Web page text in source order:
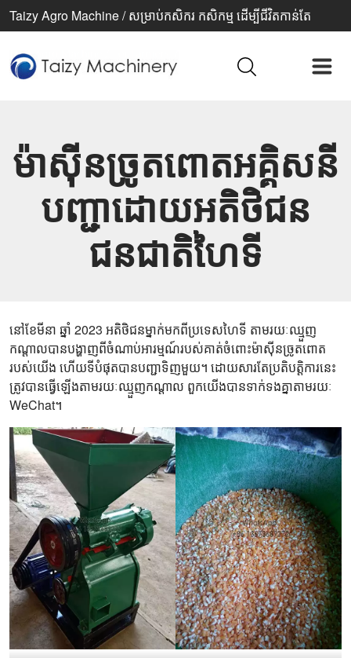
Taizy Agro Machine / សម្រាប់កសិករ កសិកម្ម ដើម្បីជីវិតកាន់តែ
ម៉ាស៊ីនច្រូតពោតអគ្គិសនី
បញ្ជាដោយអតិថិជន
ជនជាតិហៃទី
នៅខែមីនា ឆ្នាំ 2023 អតិថិជនម្នាក់មកពីប្រទេសហៃទី តាមរយៈឈ្មួញ
កណ្តាលបានបង្ហាញពីចំណាប់អារម្មណ៍របស់គាត់ចំពោះម៉ាស៊ីនច្រូតពោត
របស់យើង ហើយទីបំផុតបានបញ្ជាទិញមួយ។ ដោយសារតែប្រតិបត្តិការនេះ
ត្រូវបានធ្វើឡើងតាមរយៈឈ្មួញកណ្តាល ពួកយើងបានទាក់ទងគ្នាតាមរយៈ
WeChat។